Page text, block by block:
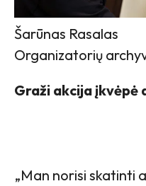
Šarūnas Rasalas
Organizatorių
Graži akcija įkvėpė
„Man norisi skatinti